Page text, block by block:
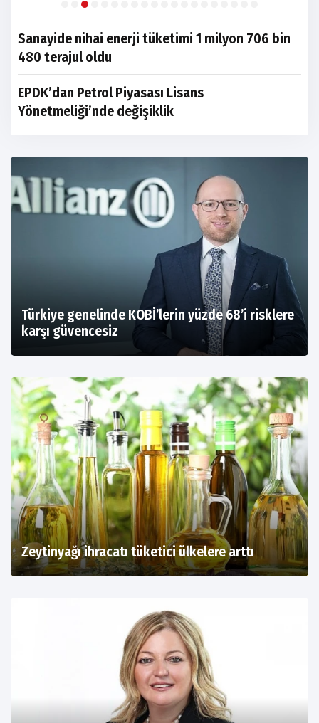
Sanayide nihai enerji tüketimi 1 milyon 706 bin
480 terajul oldu
EPDK’dan Petrol Piyasası Lisans
Yönetmeliği’nde değişiklik
Türkiye genelinde KOBİ’lerin yüzde 68’i risklere
karşı güvencesiz
Zeytinyağı ihracatı tüketici ülkelere arttı